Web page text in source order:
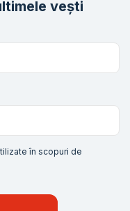
vești
în scopuri de